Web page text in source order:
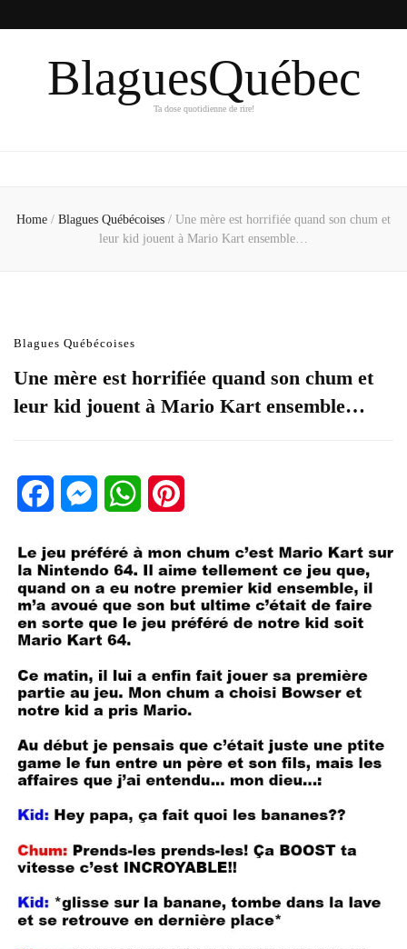
BlaguesQuébec
Ta dose quotidienne de rire!
Home / Blagues Québécoises / Une mère est horrifiée quand son chum et
leur kid jouent à Mario Kart ensemble…
Blagues Québécoises
Une mère est horrifiée quand son chum et
leur kid jouent à Mario Kart ensemble…
FacebookMessengerWhatsApp